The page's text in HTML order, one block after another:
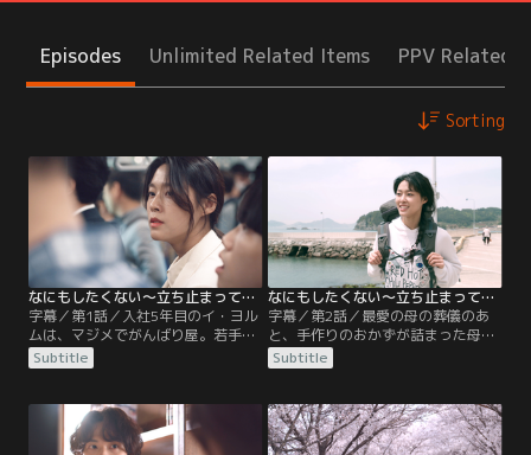
Episodes Unlimited Related Items PPV Related
Sorting
なにもしたくない～立ち止まって、恋をして～ 第01話／字幕
字幕／第1話／入社5年目のイ・ヨル
ムは、マジメでがんばり屋。若手社
員として一生懸命仕事に取り組む
が、上司から露骨な嫌がらせに遭い
準備をしたプレゼンテーションの手
柄も上司に奪われ、大学時代から付
き合っている恋人に愚痴をこぼす
Subtitle
なにもしたくない～立ち止まって、恋をして～ 第02話／字幕
字幕／第2話／最愛の母の葬儀のあ
と、手作りのおかずが詰まった母か
らの宅配便が届き、こらえていた涙
があふれ出すヨルム。それでも生き
毎日を過ごしていたある日、通勤途
中にふと満開の桜を目にした彼女
は、会社とは逆方向の電車に飛び乗
Subtitle